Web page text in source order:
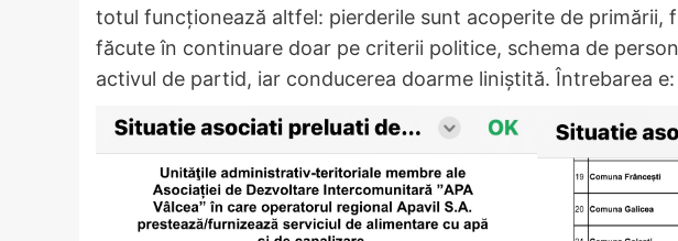
totul funcționează altfel: pierderile sunt acoperite de primării,
făcute în continuare doar pe criterii politice, schema de
activul de partid, iar conducerea doarme liniștită. Întrebarea